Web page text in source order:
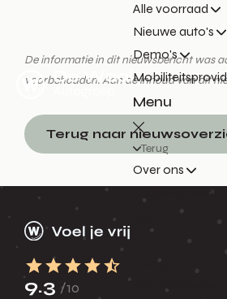
Alle voorraad
Nieuwe auto's
Demo's
Menu
Terug
Over ons
De informatie in dit nieuwsbericht was
voorbehouden. Aan de inhoud van dit
Terug naar
9.3 /10